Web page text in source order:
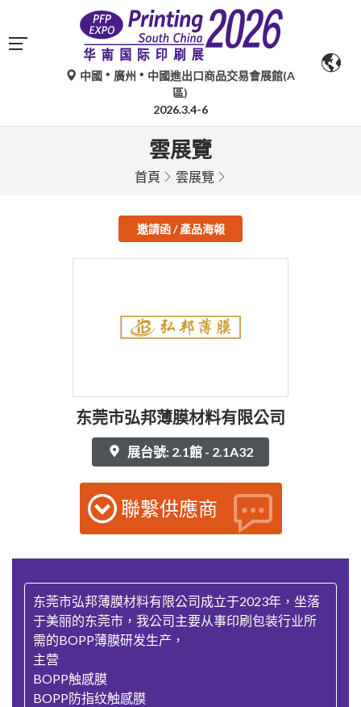
中國 廣州
中國進出口商品交易會展館(A
區)
2026.3.4-6
雲展覽
首頁 雲展覽
邀請函 / 產品海報
东莞市弘邦薄膜材料有限公司
展台號: 2.1館 - 2.1A32
聯繫供應商
东莞市弘邦薄膜材料有限公司成立于2023年，坐落
于美丽的东莞市，我公司主要从事印刷包装行业所
需的BOPP薄膜研发生产，
主营
BOPP触感膜
BOPP防指纹触感膜